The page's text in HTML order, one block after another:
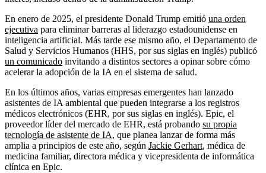
En enero de 2025, el presidente Donald Trump emitió una orden
ejecutiva para eliminar barreras al liderazgo estadounidense en
inteligencia artificial. Más tarde ese mismo año, el Departamento de
Salud y Servicios Humanos (HHS, por sus siglas en inglés) publicó
un comunicado invitando a distintos sectores a opinar sobre cómo
acelerar la adopción de la IA en el sistema de salud.
En los últimos años, varias empresas emergentes han lanzado
asistentes de IA ambiental que pueden integrarse a los registros
médicos electrónicos (EHR, por sus siglas en inglés). Epic, el
proveedor líder del mercado de EHR, está probando su propia
tecnología de asistente de IA, que planea lanzar de forma más
amplia a principios de este año, según Jackie Gerhart, médica de
medicina familiar, directora médica y vicepresidenta de informática
clínica en Epic.